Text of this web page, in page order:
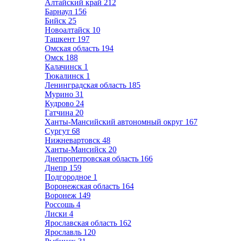
Алтайский край 212
Барнаул 156
Бийск 25
Новоалтайск 10
Ташкент 197
Омская область 194
Омск 188
Калачинск 1
Тюкалинск 1
Ленинградская область 185
Мурино 31
Кудрово 24
Гатчина 20
Ханты-Мансийский автономный округ 167
Сургут 68
Нижневартовск 48
Ханты-Мансийск 20
Днепропетровская область 166
Днепр 159
Подгородное 1
Воронежская область 164
Воронеж 149
Россошь 4
Лиски 4
Ярославская область 162
Ярославль 120